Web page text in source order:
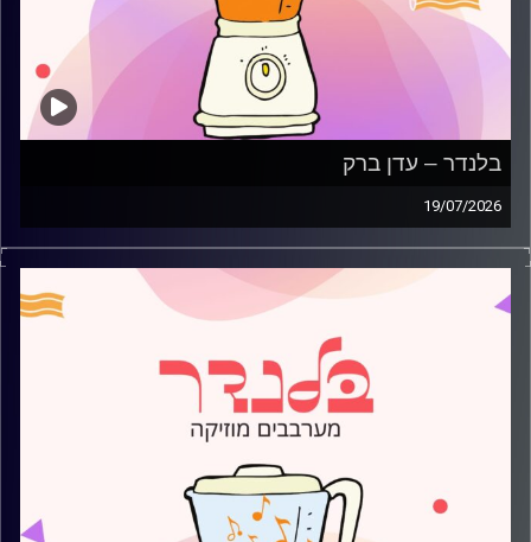
בלנדר – עדן ברק
19/07/2026
מוזיקה קצבית חדשה עם עדן ברק
קרדיט תמונות:
AudioVersity